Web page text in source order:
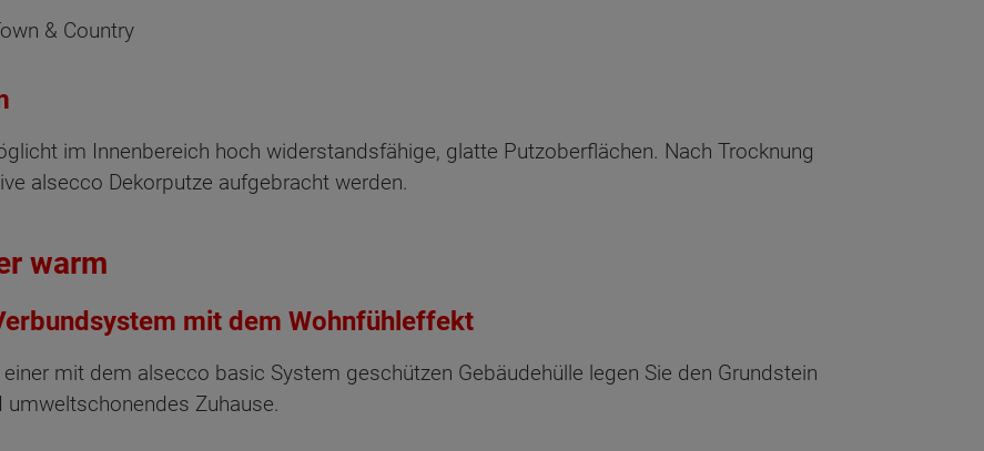
& Country
im Innenbereich hoch widerstandsfähige, glatte Putzoberflächen. Nach Trocknung
alsecco Dekorputze aufgebracht werden.
warm
mit dem Wohnfühleffekt
mit dem alsecco basic System geschützen Gebäudehülle legen Sie den Grundstein
Zuhause.